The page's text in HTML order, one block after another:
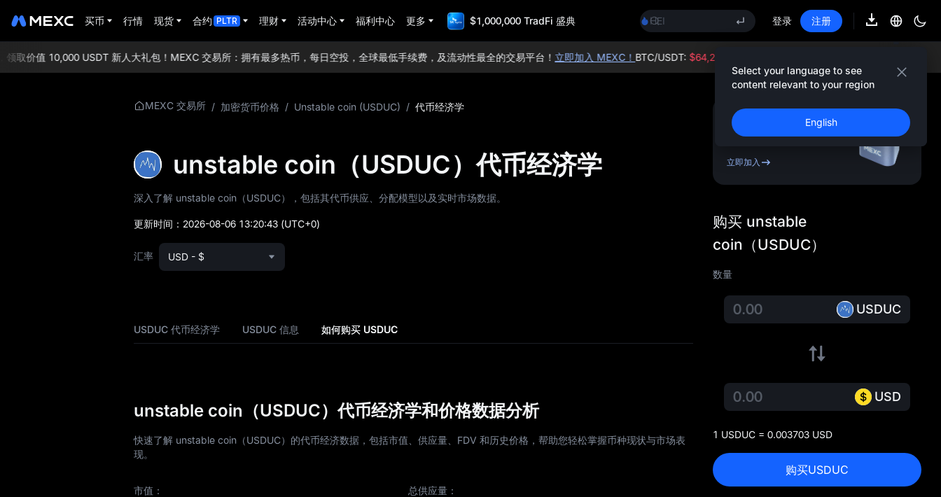
买币 行情 现货 合约 PLTR 理财 活动中心 福利中心 更多 $1,000,000 TradFi 盛典
HEI
NVDA
UNITREE
宇树科技合约已上线
宇树科技合约已上线
登录 注册
Select your language to see
content relevant to your region
English
价值 10,000 USDT 新人大礼包！MEXC 交易所：拥有最多热币，每日空投，全球最低手续费，及流动性最全的交易平台！立即加入 MEXC！BTC/USDT: $64,258.5 -0.21%
MEXC 交易所 / 加密货币价格 / Unstable coin (USDUC) / 代币经济学
unstable coin（USDUC）代币经济学
深入了解 unstable coin（USDUC），包括其代币供应、分配模型以及实时市场数据。
更新时间： 2026-08-06 13:20:43 (UTC+0)
汇率 USD - $
USDUC 代币经济学 USDUC 信息 如何购买 USDUC
unstable coin（USDUC）代币经济学和价格数据分析
快速了解 unstable coin（USDUC）的代币经济数据，包括市值、供应量、FDV 和历史价格，帮助您轻松掌握币种现状与市场表
现。
市值：
总供应量：
注册 & 获得高
达 10,000USDT 奖金
立即加入
购买 unstable
coin（USDUC）
数量
USDUC
USD
1 USDUC = 0.003703 USD
购买USDUC